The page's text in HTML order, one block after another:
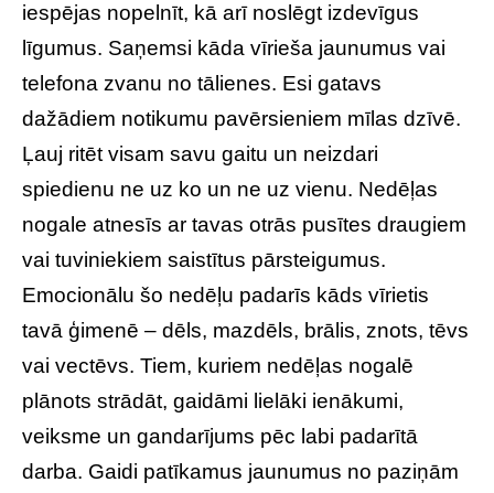
iespējas nopelnīt, kā arī noslēgt izdevīgus
līgumus. Saņemsi kāda vīrieša jaunumus vai
telefona zvanu no tālienes. Esi gatavs
dažādiem notikumu pavērsieniem mīlas dzīvē.
Ļauj ritēt visam savu gaitu un neizdari
spiedienu ne uz ko un ne uz vienu. Nedēļas
nogale atnesīs ar tavas otrās pusītes draugiem
vai tuviniekiem saistītus pārsteigumus.
Emocionālu šo nedēļu padarīs kāds vīrietis
tavā ģimenē – dēls, mazdēls, brālis, znots, tēvs
vai vectēvs. Tiem, kuriem nedēļas nogalē
plānots strādāt, gaidāmi lielāki ienākumi,
veiksme un gandarījums pēc labi padarītā
darba. Gaidi patīkamus jaunumus no paziņām